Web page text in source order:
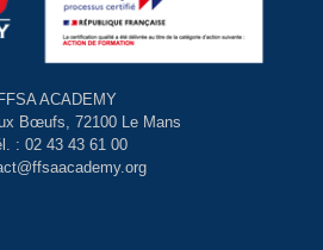
FFSA ACADEMY
Bœufs, 72100 Le Mans
: 02 43 43 61 00